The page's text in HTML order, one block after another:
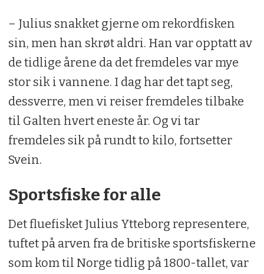
– Julius snakket gjerne om rekordfisken
sin, men han skrøt aldri. Han var opptatt av
de tidlige årene da det fremdeles var mye
stor sik i vannene. I dag har det tapt seg,
dessverre, men vi reiser fremdeles tilbake
til Galten hvert eneste år. Og vi tar
fremdeles sik på rundt to kilo, fortsetter
Svein.
Sportsfiske for alle
Det fluefisket Julius Ytteborg representere,
tuftet på arven fra de britiske sportsfiskerne
som kom til Norge tidlig på 1800-tallet, var